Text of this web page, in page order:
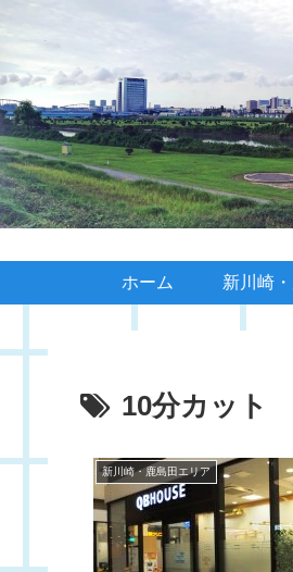
ホーム 新川崎
10分カット
新川崎・鹿島田エリア